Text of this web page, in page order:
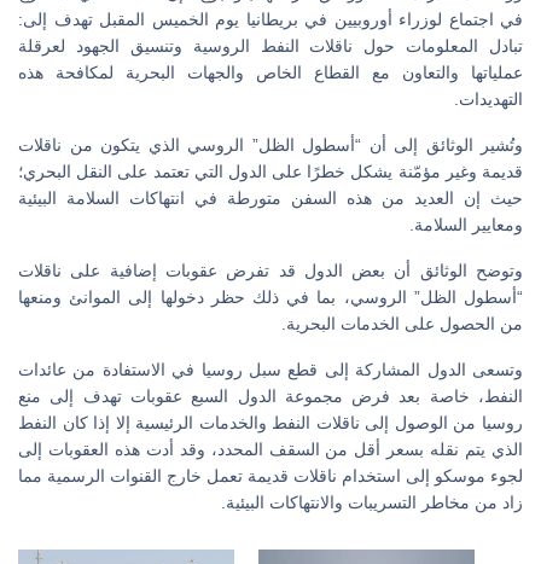
في اجتماع لوزراء أوروبيين في بريطانيا يوم الخميس المقبل تهدف إلى:
تبادل المعلومات حول ناقلات النفط الروسية وتنسيق الجهود لعرقلة
عملياتها والتعاون مع القطاع الخاص والجهات البحرية لمكافحة هذه
التهديدات.
وتُشير الوثائق إلى أن “أسطول الظل” الروسي الذي يتكون من ناقلات
قديمة وغير مؤمّنة يشكل خطرًا على الدول التي تعتمد على النقل البحري؛
حيث إن العديد من هذه السفن متورطة في انتهاكات السلامة البيئية
ومعايير السلامة.
وتوضح الوثائق أن بعض الدول قد تفرض عقوبات إضافية على ناقلات
“أسطول الظل” الروسي، بما في ذلك حظر دخولها إلى الموانئ ومنعها
من الحصول على الخدمات البحرية.
وتسعى الدول المشاركة إلى قطع سبل روسيا في الاستفادة من عائدات
النفط، خاصة بعد فرض مجموعة الدول السبع عقوبات تهدف إلى منع
روسيا من الوصول إلى ناقلات النفط والخدمات الرئيسية إلا إذا كان النفط
الذي يتم نقله بسعر أقل من السقف المحدد، وقد أدت هذه العقوبات إلى
لجوء موسكو إلى استخدام ناقلات قديمة تعمل خارج القنوات الرسمية مما
زاد من مخاطر التسريبات والانتهاكات البيئية.